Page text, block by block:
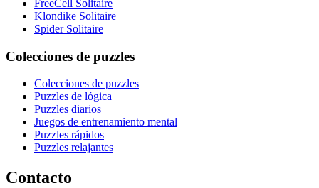
FreeCell Solitaire
Klondike Solitaire
Spider Solitaire
Colecciones de puzzles
Colecciones de puzzles
Puzzles de lógica
Puzzles diarios
Juegos de entrenamiento mental
Puzzles rápidos
Puzzles relajantes
Contacto